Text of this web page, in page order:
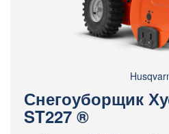
Снегоуборщик
ST227 ®